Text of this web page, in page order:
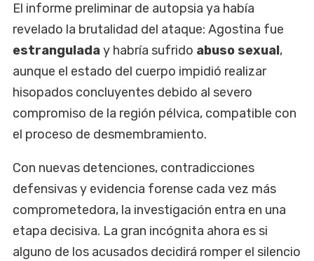
El informe preliminar de autopsia ya había
revelado la brutalidad del ataque: Agostina fue
estranguladay habría sufrido abuso sexual,
aunque el estado del cuerpo impidió realizar
hisopados concluyentes debido al severo
compromiso de la región pélvica, compatible con
el proceso de desmembramiento.
Con nuevas detenciones, contradicciones
defensivas y evidencia forense cada vez más
comprometedora, la investigación entra en una
etapa decisiva. La gran incógnita ahora es si
alguno de los acusados decidirá romper el silencio